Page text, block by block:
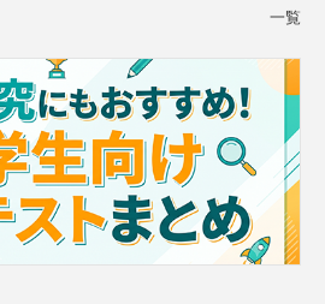
一覧